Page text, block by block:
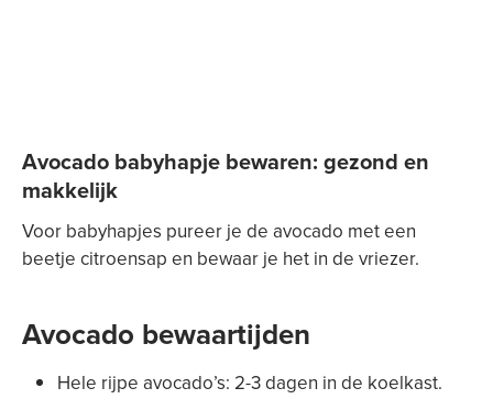
Avocado babyhapje bewaren: gezond en
makkelijk
Voor babyhapjes pureer je de avocado met een
beetje citroensap en bewaar je het in de vriezer.
Avocado bewaartijden
Hele rijpe avocado’s: 2-3 dagen in de koelkast.